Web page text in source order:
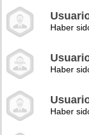
Haber
Haber
Haber